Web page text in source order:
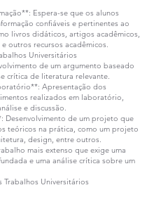
Espera-se que os alunos
confiáveis e pertinentes ao
livros didáticos, artigos acadêmicos,
outros recursos acadêmicos.
Universitários
de um argumento baseado
crítica de literatura relevante.
Apresentação dos
realizados em laboratório,
e discussão.
Desenvolvimento de um projeto que
teóricos na prática, como um projeto
design, entre outros.
mais extenso que exige uma
e uma análise crítica sobre um
Trabalhos Universitários